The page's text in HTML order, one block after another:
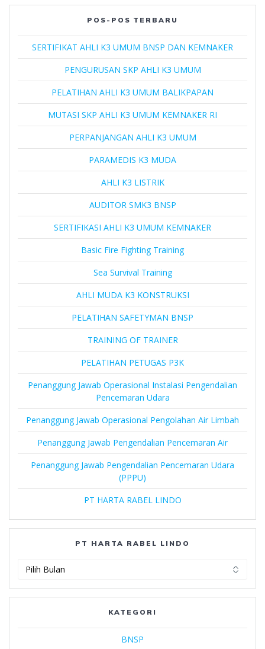
POS-POS TERBARU
SERTIFIKAT AHLI K3 UMUM BNSP DAN KEMNAKER
PENGURUSAN SKP AHLI K3 UMUM
PELATIHAN AHLI K3 UMUM BALIKPAPAN
MUTASI SKP AHLI K3 UMUM KEMNAKER RI
PERPANJANGAN AHLI K3 UMUM
PARAMEDIS K3 MUDA
AHLI K3 LISTRIK
AUDITOR SMK3 BNSP
SERTIFIKASI AHLI K3 UMUM KEMNAKER
Basic Fire Fighting Training
Sea Survival Training
AHLI MUDA K3 KONSTRUKSI
PELATIHAN SAFETYMAN BNSP
TRAINING OF TRAINER
PELATIHAN PETUGAS P3K
Penanggung Jawab Operasional Instalasi Pengendalian
Pencemaran Udara
Penanggung Jawab Operasional Pengolahan Air Limbah
Penanggung Jawab Pengendalian Pencemaran Air
Penanggung Jawab Pengendalian Pencemaran Udara
(PPPU)
PT HARTA RABEL LINDO
PT HARTA RABEL LINDO
Rabel
Lindo
KATEGORI
BNSP